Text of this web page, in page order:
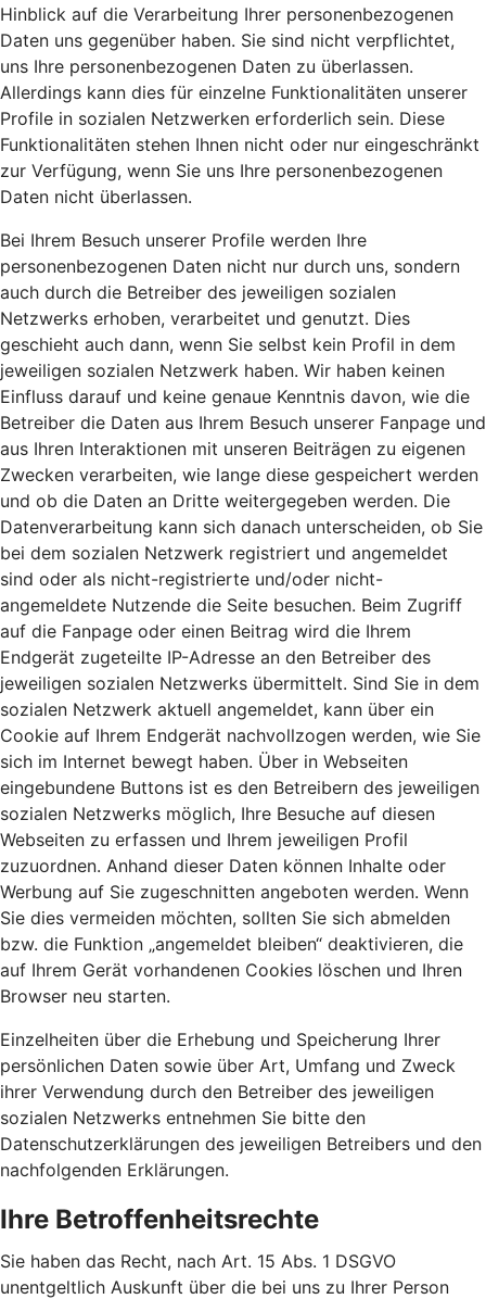
Hinblick auf die Verarbeitung Ihrer personenbezogenen
Daten uns gegenüber haben. Sie sind nicht verpflichtet,
uns Ihre personenbezogenen Daten zu überlassen.
Allerdings kann dies für einzelne Funktionalitäten unserer
Profile in sozialen Netzwerken erforderlich sein. Diese
Funktionalitäten stehen Ihnen nicht oder nur eingeschränkt
zur Verfügung, wenn Sie uns Ihre personenbezogenen
Daten nicht überlassen.
Bei Ihrem Besuch unserer Profile werden Ihre
personenbezogenen Daten nicht nur durch uns, sondern
auch durch die Betreiber des jeweiligen sozialen
Netzwerks erhoben, verarbeitet und genutzt. Dies
geschieht auch dann, wenn Sie selbst kein Profil in dem
jeweiligen sozialen Netzwerk haben. Wir haben keinen
Einfluss darauf und keine genaue Kenntnis davon, wie die
Betreiber die Daten aus Ihrem Besuch unserer Fanpage und
aus Ihren Interaktionen mit unseren Beiträgen zu eigenen
Zwecken verarbeiten, wie lange diese gespeichert werden
und ob die Daten an Dritte weitergegeben werden. Die
Datenverarbeitung kann sich danach unterscheiden, ob Sie
bei dem sozialen Netzwerk registriert und angemeldet
sind oder als nicht-registrierte und/oder nicht-
angemeldete Nutzende die Seite besuchen. Beim Zugriff
auf die Fanpage oder einen Beitrag wird die Ihrem
Endgerät zugeteilte IP-Adresse an den Betreiber des
jeweiligen sozialen Netzwerks übermittelt. Sind Sie in dem
sozialen Netzwerk aktuell angemeldet, kann über ein
Cookie auf Ihrem Endgerät nachvollzogen werden, wie Sie
sich im Internet bewegt haben. Über in Webseiten
eingebundene Buttons ist es den Betreibern des jeweiligen
sozialen Netzwerks möglich, Ihre Besuche auf diesen
Webseiten zu erfassen und Ihrem jeweiligen Profil
zuzuordnen. Anhand dieser Daten können Inhalte oder
Werbung auf Sie zugeschnitten angeboten werden. Wenn
Sie dies vermeiden möchten, sollten Sie sich abmelden
bzw. die Funktion „angemeldet bleiben“ deaktivieren, die
auf Ihrem Gerät vorhandenen Cookies löschen und Ihren
Browser neu starten.
Einzelheiten über die Erhebung und Speicherung Ihrer
persönlichen Daten sowie über Art, Umfang und Zweck
ihrer Verwendung durch den Betreiber des jeweiligen
sozialen Netzwerks entnehmen Sie bitte den
Datenschutzerklärungen des jeweiligen Betreibers und den
nachfolgenden Erklärungen.
Ihre Betroffenheitsrechte
Sie haben das Recht, nach Art. 15 Abs. 1 DSGVO
unentgeltlich Auskunft über die bei uns zu Ihrer Person